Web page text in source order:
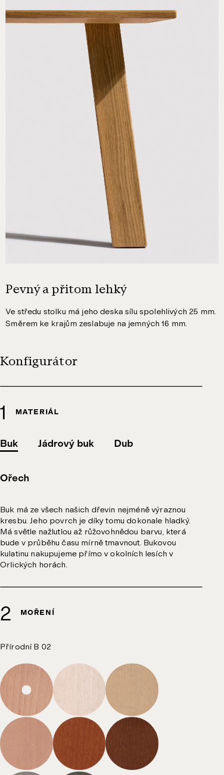
Pevný a přitom lehký
Ve středu stolku má jeho deska sílu spolehlivých 25 mm.
Směrem ke krajům zeslabuje na jemných 16 mm.
Konfigurátor
MATERIÁL
Buk Jádrový buk Dub
Ořech
Buk má ze všech našich dřevin nejméně výraznou
kresbu. Jeho povrch je díky tomu dokonale hladký.
Má světle nažlutlou až růžovohnědou barvu, která
bude v průběhu času mírně tmavnout. Bukovou
kulatinu nakupujeme přímo v okolních lesích v
Orlických horách.
MOŘENÍ
Přírodní B 02